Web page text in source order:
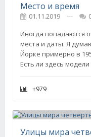
Место и время
01.11.2019 ---
Иногда попадаются
места и даты. Я
Йорке примерно в
Есть ли здесь модели
+979